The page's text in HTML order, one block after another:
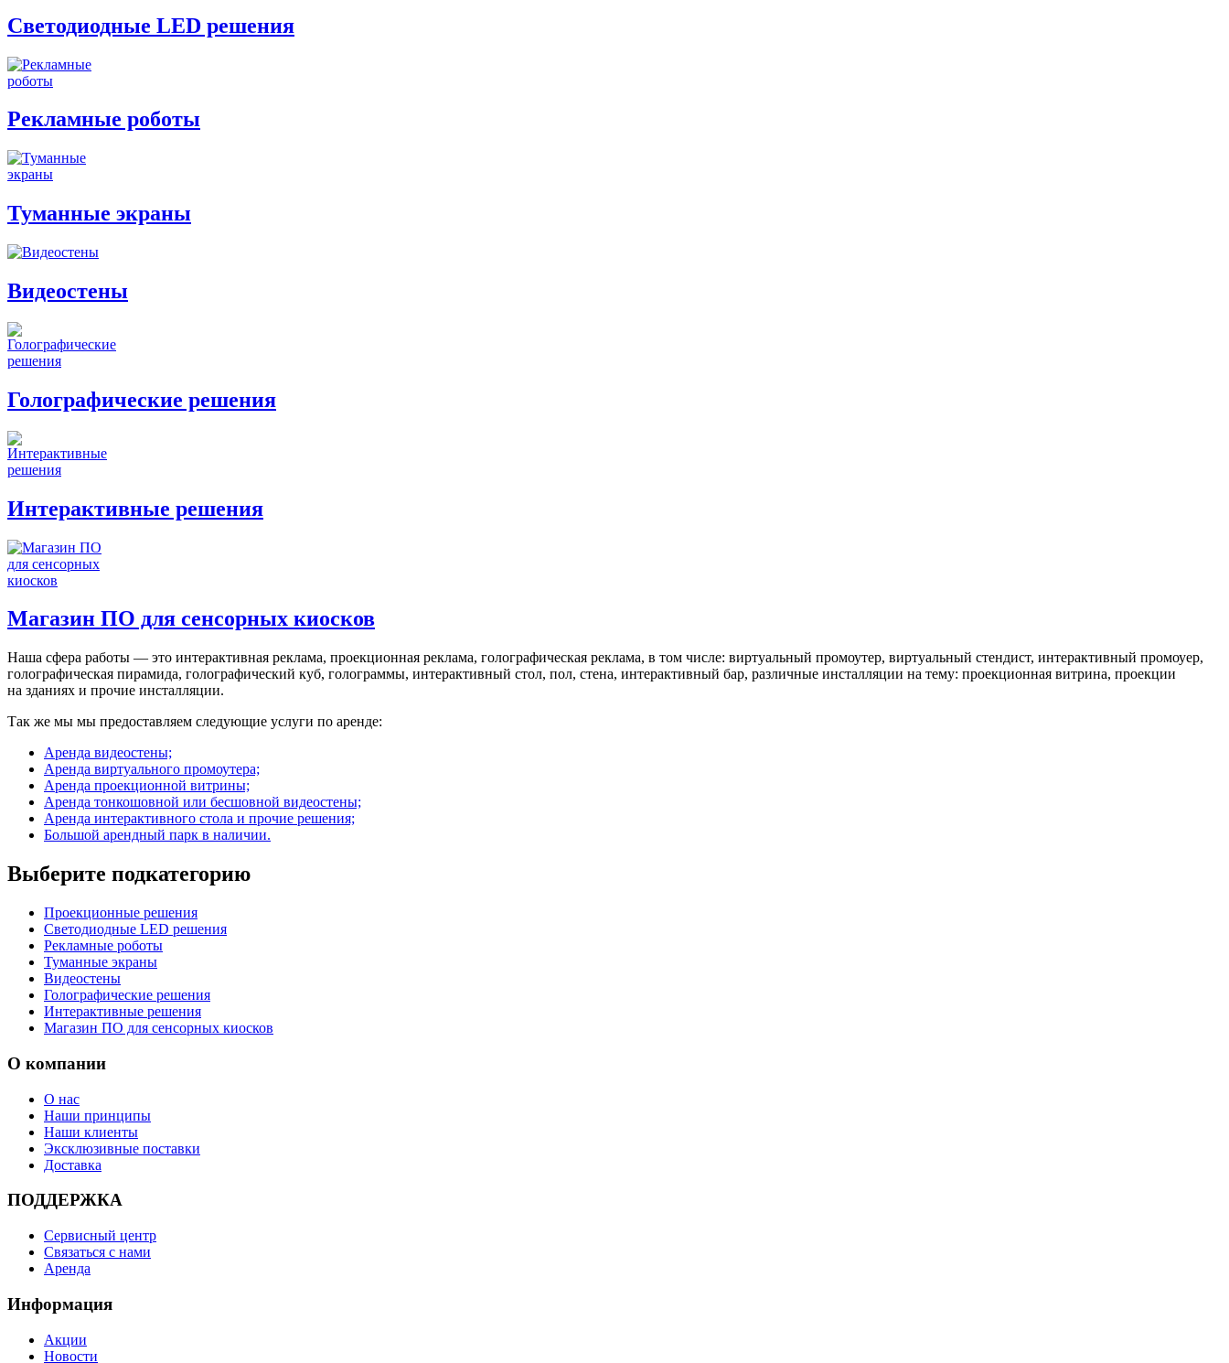
Светодиодные LED решения
Рекламные роботы
Туманные экраны
Видеостены
Голографические решения
Интерактивные решения
Магазин ПО для сенсорных киосков
Наша сфера работы — это интерактивная реклама, проекционная реклама, голографическая реклама, в том числе: виртуальный промоутер, виртуальный стендист, интерактивный промоуер,
голографическая пирамида, голографический куб, голограммы, интерактивный стол, пол, стена, интерактивный бар, различные инсталляции на тему: проекционная витрина, проекции
на зданиях и прочие инсталляции.
Так же мы мы предоставляем следующие услуги по аренде:
Аренда видеостены;
Аренда виртуального промоутера;
Аренда проекционной витрины;
Аренда тонкошовной или бесшовной видеостены;
Аренда интерактивного стола и прочие решения;
Большой арендный парк в наличии.
Выберите подкатегорию
Проекционные решения
Светодиодные LED решения
Рекламные роботы
Туманные экраны
Видеостены
Голографические решения
Интерактивные решения
Магазин ПО для сенсорных киосков
О компании
О нас
Наши принципы
Наши клиенты
Эксклюзивные поставки
Доставка
ПОДДЕРЖКА
Сервисный центр
Связаться с нами
Аренда
Информация
Акции
Новости